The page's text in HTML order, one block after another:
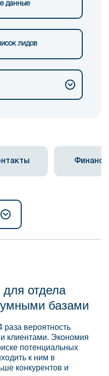
данные
лидов
Финансы
отдела
базами
вероятность
клиентами. Экономия
потенциальных
к ним в
конкурентов и